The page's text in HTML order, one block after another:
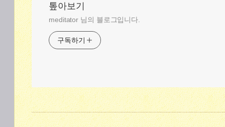
톺아보기
meditator 님의 블로그입니다.
구독하기